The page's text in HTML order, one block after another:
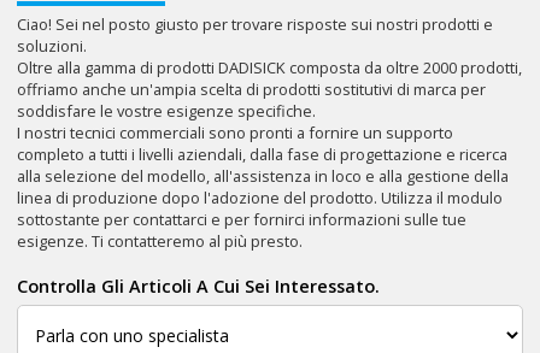
Ciao! Sei nel posto giusto per trovare risposte sui nostri prodotti e
soluzioni.
Oltre alla gamma di prodotti DADISICK composta da oltre 2000 prodotti,
offriamo anche un'ampia scelta di prodotti sostitutivi di marca per
soddisfare le vostre esigenze specifiche.
I nostri tecnici commerciali sono pronti a fornire un supporto
completo a tutti i livelli aziendali, dalla fase di progettazione e ricerca
alla selezione del modello, all'assistenza in loco e alla gestione della
linea di produzione dopo l'adozione del prodotto. Utilizza il modulo
sottostante per contattarci e per fornirci informazioni sulle tue
esigenze. Ti contatteremo al più presto.
Controlla Gli Articoli A Cui Sei Interessato.